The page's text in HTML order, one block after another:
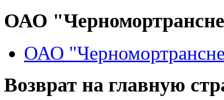
ОАО
ОАО
Возврат на главную